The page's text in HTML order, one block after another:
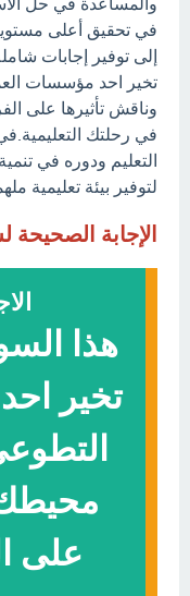
في تحقيق أعلى
إلى توفير إجابات
تخير احد مؤسسات
وناقش تأثيرها على
في رحلتك
التعليم ودوره في
لتوفير بيئة تعليمية
الإجابة
هذا
تخير
محيطك
على